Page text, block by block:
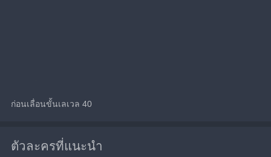
ก่อนเลื่อนขั้นเลเวล 40
ตัวละครที่แนะนำ